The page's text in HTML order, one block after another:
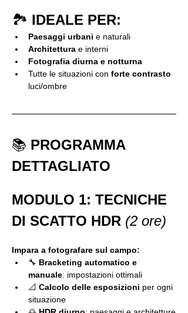
🏞️ IDEALE PER:
Paesaggi urbani e naturali
Architettura e interni
Fotografia diurna e notturna
Tutte le situazioni con forte contrasto
luci/ombre
📚 PROGRAMMA
DETTAGLIATO
MODULO 1: TECNICHE
DI SCATTO HDR (2 ore)
Impara a fotografare sul campo:
🔧 Bracketing automatico e
manuale: impostazioni ottimali
📐 Calcolo delle esposizioni per ogni
situazione